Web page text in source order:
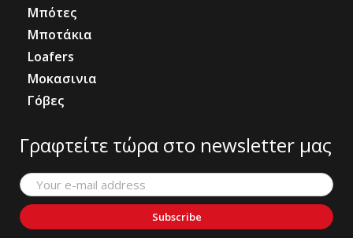
Μπότες
Μποτάκια
Loafers
Μοκασινια
Γόβες
Γραφτείτε τώρα στο newsletter μας
Subscribe